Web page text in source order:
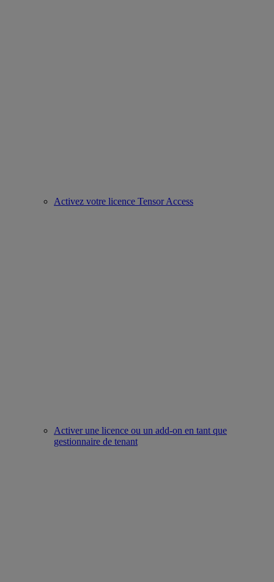
Activez votre licence Tensor Access
Activer une licence ou un add-on en tant que
gestionnaire de tenant